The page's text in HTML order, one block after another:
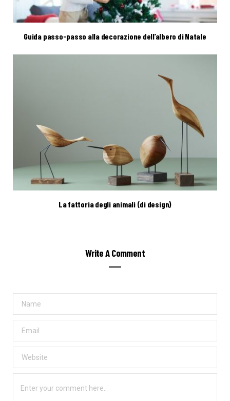
Guida passo-passo alla decorazione dell’albero di Natale
La fattoria degli animali (di design)
Write A Comment